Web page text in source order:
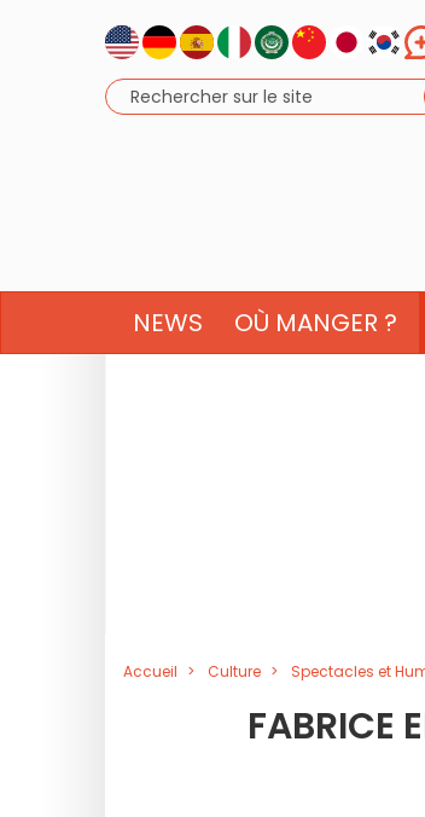
NEWS OÙ MANGER ?
Accueil Culture Spectacles et
FABRICE